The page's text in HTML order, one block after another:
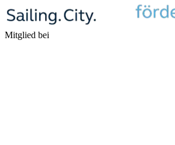
Mitglied bei